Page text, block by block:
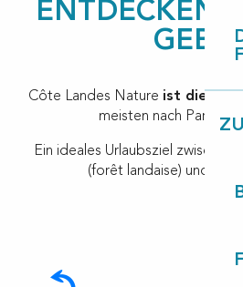
ENTDECKEN
Côte Landes Nature ist die
meisten nach
Ein ideales Urlaubsziel zwischen
(forêt landaise) und der